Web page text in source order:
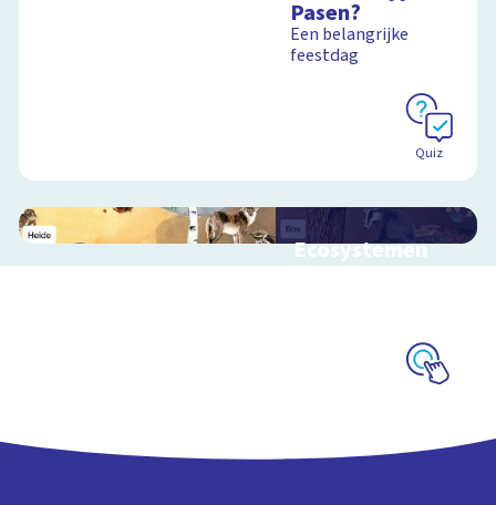
Pasen?
Een belangrijke
feestdag
Quiz
Ecosystemen
Interactieve